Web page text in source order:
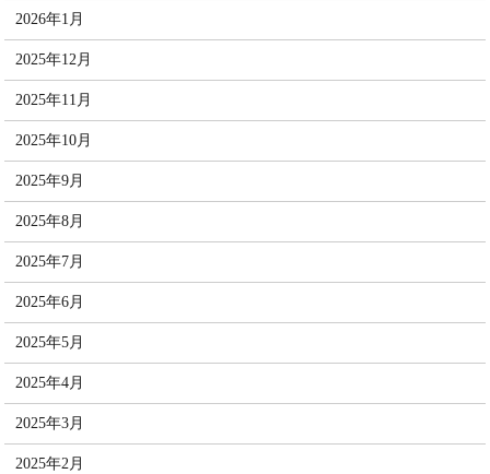
2026年1月
2025年12月
2025年11月
2025年10月
2025年9月
2025年8月
2025年7月
2025年6月
2025年5月
2025年4月
2025年3月
2025年2月